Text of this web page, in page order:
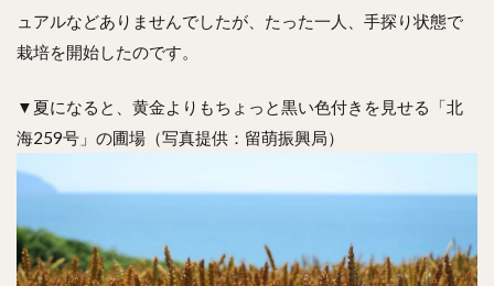
ュアルなどありませんでしたが、たった一人、手探り状態で
栽培を開始したのです。
▼夏になると、黄金よりもちょっと黒い色付きを見せる「北
海259号」の圃場（写真提供：留萌振興局）